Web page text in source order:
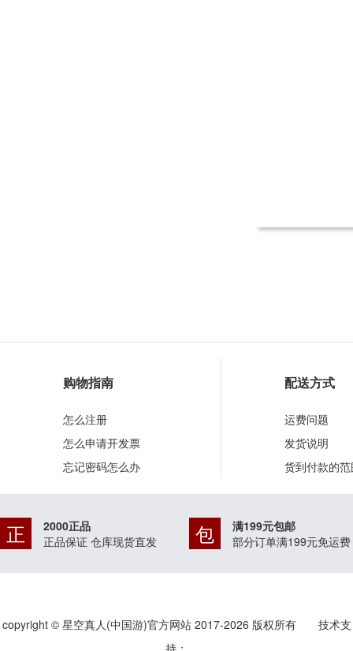
购物指南
怎么注册
怎么申请开发票
忘记密码怎么办
配送方式
运费问题
发货说明
货到付款的
正
2000正品
正品保证 仓库现货直发
包
满199元包邮
部分订单满199元免运费
copyright © 星空真人(中国游)官方网站 2017-2026 版权所有 技术支
持：